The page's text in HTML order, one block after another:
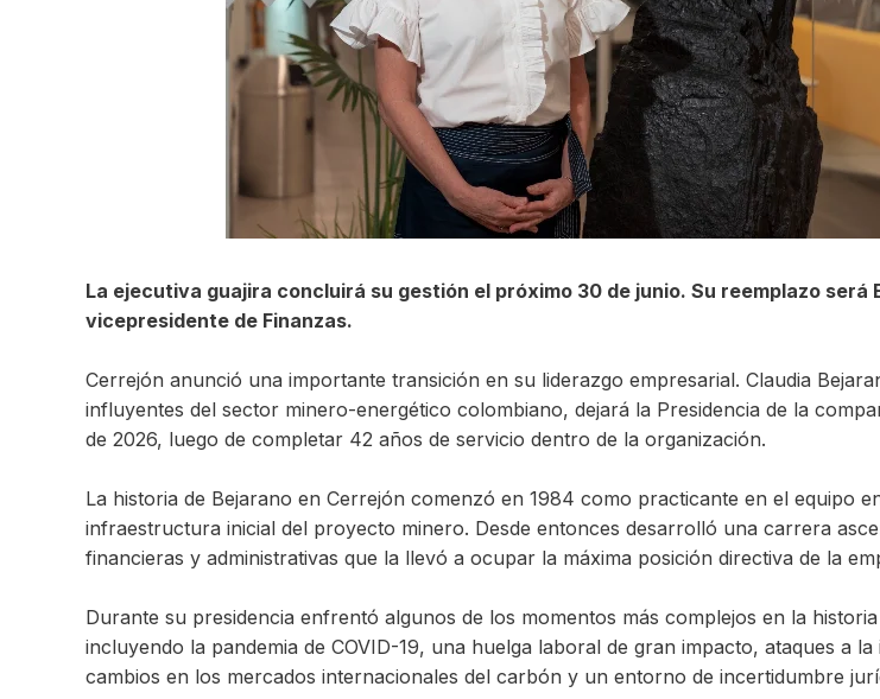
La ejecutiva guajira concluirá su gestión el próximo 30 de junio. Su reemplazo será
vicepresidente de Finanzas.
Cerrejón anunció una importante transición en su liderazgo empresarial. Claudia
influyentes del sector minero-energético colombiano, dejará la Presidencia de la
de 2026, luego de completar 42 años de servicio dentro de la organización.
La historia de Bejarano en Cerrejón comenzó en 1984 como practicante en el equipo
infraestructura inicial del proyecto minero. Desde entonces desarrolló una carrera
financieras y administrativas que la llevó a ocupar la máxima posición directiva de la
Durante su presidencia enfrentó algunos de los momentos más complejos en la
incluyendo la pandemia de COVID-19, una huelga laboral de gran impacto, ataques a
cambios en los mercados internacionales del carbón y un entorno de incertidumbre